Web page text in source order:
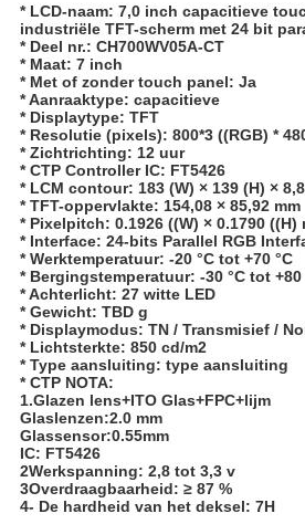
* LCD-naam: 7,0 inch capacitieve
industriële TFT-scherm met 24 bit
* Deel nr.: CH700WV05A-CT
* Maat: 7 inch
* Met of zonder touch panel: Ja
* Aanraaktype: capacitieve
* Displaytype: TFT
* Resolutie (pixels): 800*3 ((RGB) *
* Zichtrichting: 12 uur
* CTP Controller IC: FT5426
* LCM contour: 183 (W) × 139 (H) ×
* TFT-oppervlakte: 154,08 × 85,92 mm
* Pixelpitch: 0.1926 ((W) × 0.1790 ((H)
* Interface: 24-bits Parallel RGB
* Werktemperatuur: -20 °C tot +70 °C
* Bergingstemperatuur: -30 °C tot +80
* Achterlicht: 27 witte LED
* Gewicht: TBD g
* Displaymodus: TN / Transmisief /
* Lichtsterkte: 850 cd/m2
* Type aansluiting: type aansluiting
* CTP NOTA:
1.Glazen lens+ITO Glas+FPC+lijm
Glaslenzen:2.0 mm
Glassensor:0.55mm
IC: FT5426
2Werkspanning: 2,8 tot 3,3 v
3Overdraagbaarheid: ≥ 87 %
4- De hardheid van het deksel: 7H